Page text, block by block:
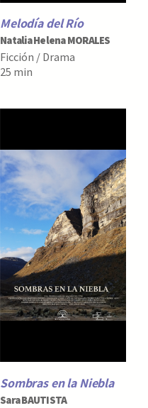
Melodía del Río
Natalia Helena MORALES
Ficción / Drama
25 min
Sombras en la Niebla
Sara BAUTISTA